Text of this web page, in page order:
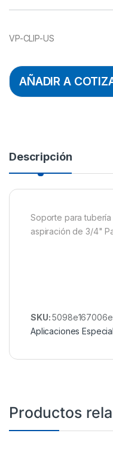
VP-CLIP-US
AÑADIR A
Descripción
Soporte para
aspiración de 3/4"
SKU:5098e167006e
Aplicaciones
Productos